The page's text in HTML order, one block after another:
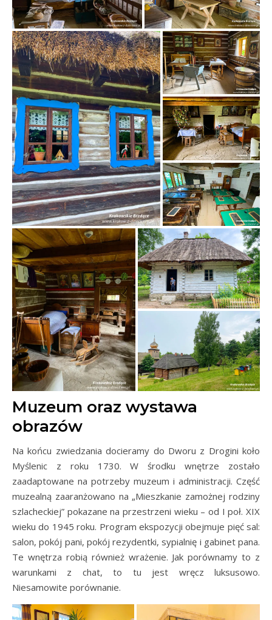
Muzeum oraz wystawa
obrazów
Na końcu zwiedzania docieramy do Dworu z Drogini koło
Myślenic z roku 1730. W środku wnętrze zostało
zaadaptowane na potrzeby muzeum i administracji. Część
muzealną zaaranżowano na „Mieszkanie zamożnej rodziny
szlacheckiej” pokazane na przestrzeni wieku – od I poł. XIX
wieku do 1945 roku. Program ekspozycji obejmuje pięć sal:
salon, pokój pani, pokój rezydentki, sypialnię i gabinet pana.
Te wnętrza robią również wrażenie. Jak porównamy to z
warunkami z chat, to tu jest wręcz luksusowo.
Niesamowite porównanie.